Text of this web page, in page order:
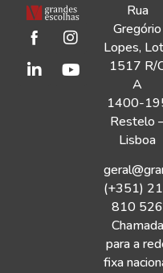
Rua
Gregório
Lopes,
1517 R/
A
1400-
Restelo
Lisboa
(+351)
810 526
Chamada
para a
fixa